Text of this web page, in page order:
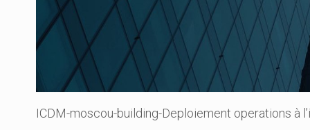
ICDM-moscou-building-Deploiement operations à